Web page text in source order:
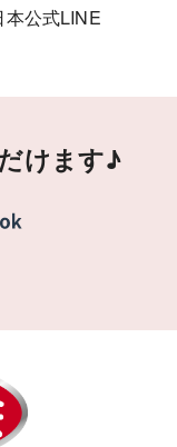
本公式LINE
けます♪